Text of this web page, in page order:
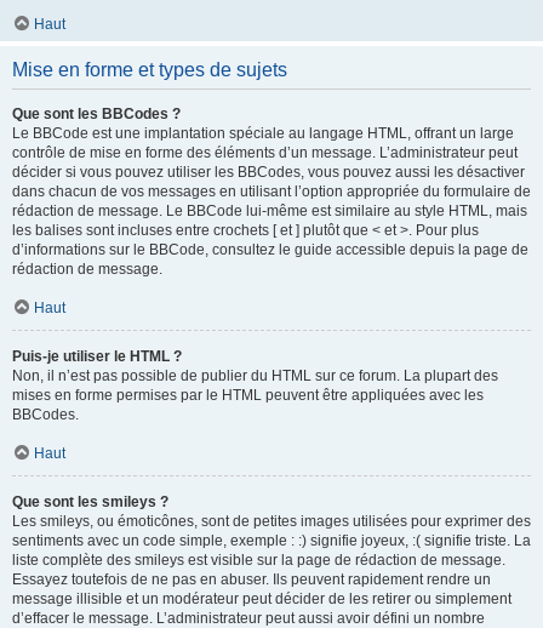
Haut
Mise en forme et types de sujets
Que sont les BBCodes ?
Le BBCode est une implantation spéciale au langage HTML, offrant un large
contrôle de mise en forme des éléments d’un message. L’administrateur peut
décider si vous pouvez utiliser les BBCodes, vous pouvez aussi les désactiver
dans chacun de vos messages en utilisant l’option appropriée du formulaire de
rédaction de message. Le BBCode lui-même est similaire au style HTML, mais
les balises sont incluses entre crochets [ et ] plutôt que < et >. Pour plus
d’informations sur le BBCode, consultez le guide accessible depuis la page de
rédaction de message.
Haut
Puis-je utiliser le HTML ?
Non, il n’est pas possible de publier du HTML sur ce forum. La plupart des
mises en forme permises par le HTML peuvent être appliquées avec les
BBCodes.
Haut
Que sont les smileys ?
Les smileys, ou émoticônes, sont de petites images utilisées pour exprimer des
sentiments avec un code simple, exemple : :) signifie joyeux, :( signifie triste. La
liste complète des smileys est visible sur la page de rédaction de message.
Essayez toutefois de ne pas en abuser. Ils peuvent rapidement rendre un
message illisible et un modérateur peut décider de les retirer ou simplement
d’effacer le message. L’administrateur peut aussi avoir défini un nombre